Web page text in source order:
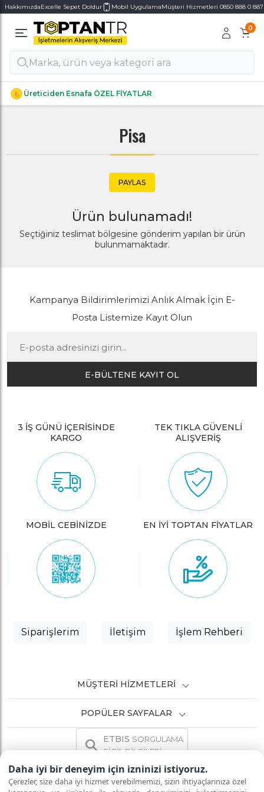
Daha iyi bir deneyim için izninizi istiyoruz.
Çerezler, size daha iyi hizmet verebilmemizi, sizin ihtiyaçlarınıza özel
HakkımızdaExcelle Sepet Doldur Mobil UygulamaMüşteri Hizmetleri 0850 888 0 887
0
Üreticiden Esnafa ÖZEL FİYATLAR
Alt Kategoriler
Alt Kategoriler
Pisa
PAYLAS
Ürün bulunamadı!
Seçtiğiniz teslimat bölgesine gönderim yapılan bir ürün
bulunmamaktadır.
Kampanya Bildirimlerimizi Anlık Almak İçin E-
Posta Listemize Kayıt Olun
E-BÜLTENE KAYIT OL
3 İŞ GÜNÜ İÇERİSİNDE
KARGO
TEK TIKLA GÜVENLİ
ALIŞVERİŞ
MOBİL CEBİNİZDE EN İYİ TOPTAN FİYATLAR
Siparişlerim İletişim İşlem Rehberi
MÜŞTERI HIZMETLERI
POPÜLER SAYFALAR
ETBIS SORGULAMA
SİCİL BİLGİLERİ